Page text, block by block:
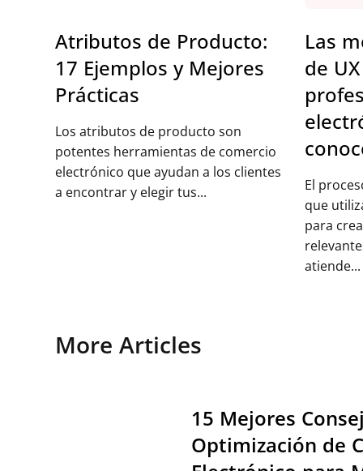
Atributos de Producto:
17 Ejemplos y Mejores
Prácticas
Los atributos de producto son
potentes herramientas de comercio
electrónico que ayudan a los clientes
a encontrar y elegir tus...
Las
de
El
que
para
atiende...
More Articles
15 Mejores
Optimización de